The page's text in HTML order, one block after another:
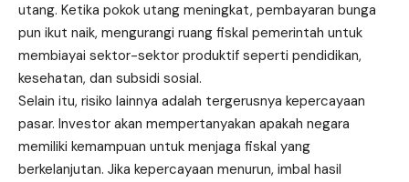
utang. Ketika pokok utang meningkat, pembayaran bunga
pun ikut naik, mengurangi ruang fiskal pemerintah untuk
membiayai sektor-sektor produktif seperti pendidikan,
kesehatan, dan subsidi sosial.
Selain itu, risiko lainnya adalah tergerusnya kepercayaan
pasar. Investor akan mempertanyakan apakah negara
memiliki kemampuan untuk menjaga fiskal yang
berkelanjutan. Jika kepercayaan menurun, imbal hasil